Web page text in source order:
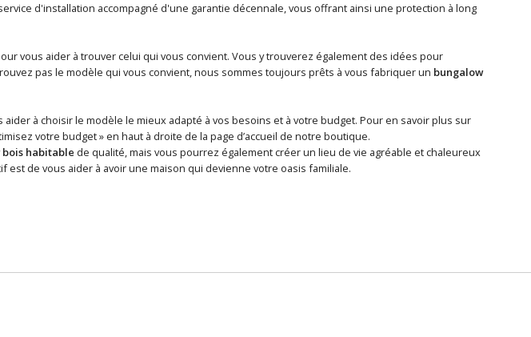
d'installation accompagné d'une garantie décennale, vous offrant ainsi une protection à long
vous aider à trouver celui qui vous convient. Vous y trouverez également des idées pour
pas le modèle qui vous convient, nous sommes toujours prêts à vous fabriquer un bungalow
à choisir le modèle le mieux adapté à vos besoins et à votre budget. Pour en savoir plus sur
votre budget » en haut à droite de la page d’accueil de notre boutique.
habitable de qualité, mais vous pourrez également créer un lieu de vie agréable et chaleureux
de vous aider à avoir une maison qui devienne votre oasis familiale.